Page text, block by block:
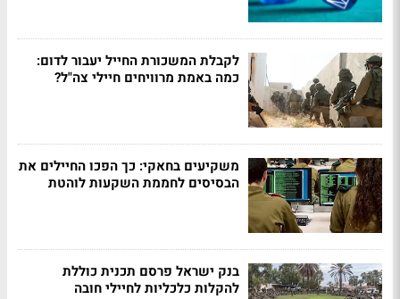
לקבלת המשכורת החייל יעבור לדום:
כמה באמת מרוויחים חיילי צה"ל?
משקיעים בחאקי: כך הפכו החיילים את
הבסיסים לחממת השקעות לוהטת
בנק ישראל פרסם תכנית כוללת
להקלות כלכליות לחיילי חובה